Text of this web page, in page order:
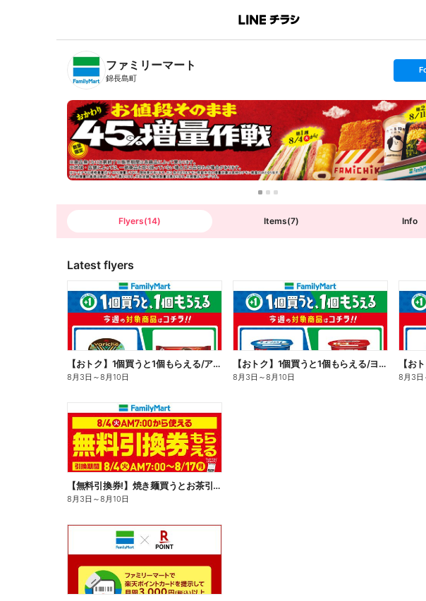
B
n
T
ファミリーマート
錦長島町
s
t
o
l
l
o
w
Flyers(14) Items(7) Info
Latest flyers
【おトク】1個買うと1個もらえる/アイス
8月3日 ～8月10日
【おトク】1個買うと1個もらえる/ヨーグルト
8月3日 ～8月10日
【お
8月3日
【無料引換券!】焼き麺買うとお茶引換券貰える!
8月3日 ～8月10日